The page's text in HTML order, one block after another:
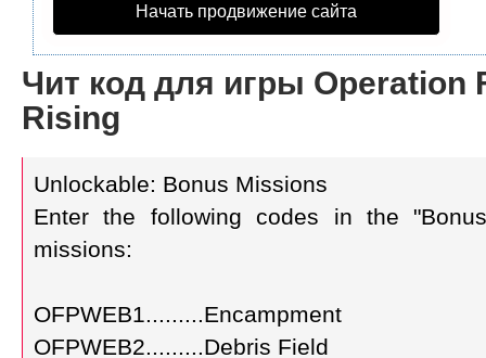
Начать продвижение сайта
Чит код для игры Operation
Rising
Unlockable: Bonus Missions
Enter the following codes in the
missions:
OFPWEB1.........Encampment
OFPWEB2.........Debris Field